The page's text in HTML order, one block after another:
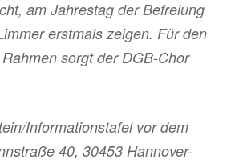
am Jahrestag der Befreiung
erstmals zeigen. Für den
sorgt der DGB-Chor
Informationstafel vor dem
40, 30453 Hannover-